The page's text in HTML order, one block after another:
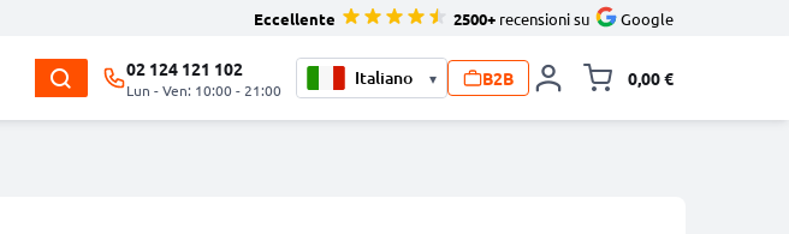
Eccellente 2500+ recensioni su Google
02 124 121 102
Lun - Ven: 10:00 - 21:00
▾ B2B 0,00 €